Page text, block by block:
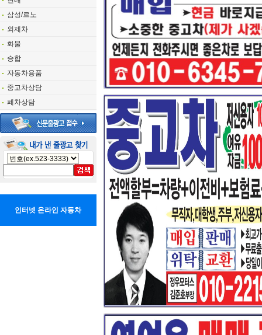
삼성/르노
외제차
화물
승합
자동차용품
중고차상담
폐차상담
인터넷 온라인 자동차